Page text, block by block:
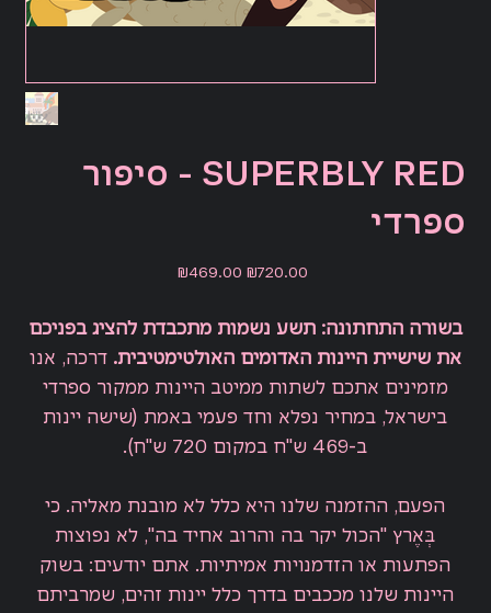
SUPERBLY RED - סיפור
ספרדי
Original
price
₪720.00
Sale
price
₪469.00
בשורה התחתונה: תשע נשמות מתכבדת להציג בפניכם
את שישיית היינות האדומים האולטימטיבית. דרכה, אנו
מזמינים אתכם לשתות ממיטב היינות ממקור ספרדי
בישראל, במחיר נפלא וחד פעמי באמת (שישה יינות
ב-469 ש"ח במקום 720 ש"ח).
הפעם, ההזמנה שלנו היא כלל לא מובנת מאליה. כי
בְּאֶרץ "הכול יקר בה והרוב אחיד בה", לא נפוצות
הפתעות או הזדמנויות אמיתיות. אתם יודעים: בשוק
היינות שלנו מככבים בדרך כלל יינות זהים, שמרביתם